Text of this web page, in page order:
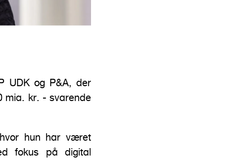
UDK og P&A, der
mia. kr. - svarende
hun har været
fokus på digital